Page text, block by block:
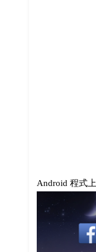
Android 程式